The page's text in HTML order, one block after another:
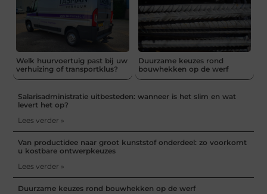
Welk huurvoertuig past bij uw
verhuizing of transportklus?
Duurzame keuzes rond
bouwhekken op de werf
Salarisadministratie uitbesteden: wanneer is het slim en wat
levert het op?
Lees verder »
Van productidee naar groot kunststof onderdeel: zo voorkomt
u kostbare ontwerpkeuzes
Lees verder »
Duurzame keuzes rond bouwhekken op de werf